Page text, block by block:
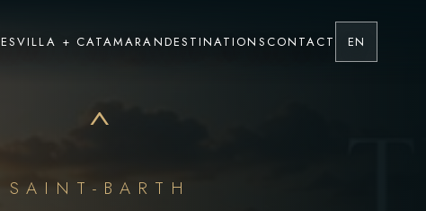
VILLA + CATAMARANDESTINATIONS CONTACT EN
^
SAINT-BARTH